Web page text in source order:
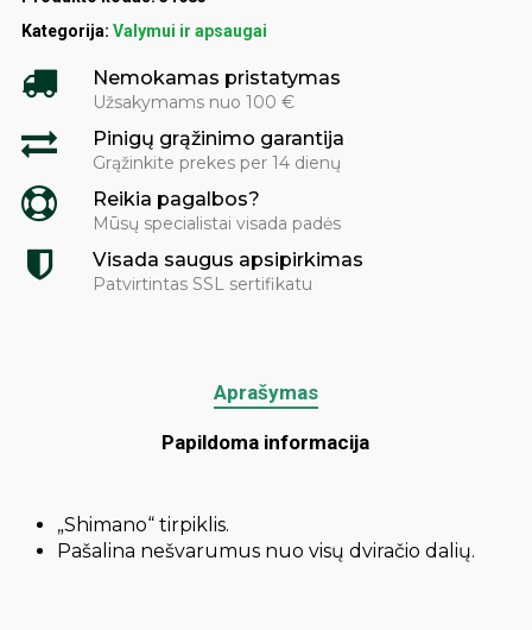
Kategorija: Valymui ir apsaugai
Nemokamas pristatymas
Užsakymams nuo 100 €
Pinigų grąžinimo garantija
Grąžinkite prekes per 14 dienų
Reikia pagalbos?
Mūsų specialistai visada padės
Visada saugus apsipirkimas
Patvirtintas SSL sertifikatu
Aprašymas
Papildoma informacija
„Shimano“ tirpiklis.
Pašalina nešvarumus nuo visų dviračio dalių.